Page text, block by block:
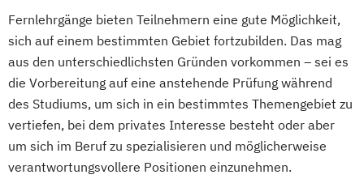
Qigong-Trainer/in Rückenschullehrer/in
Shiatsu-Praktiker/in
Sport- und Fitnesstrainer/in (B-Lizenz)
Systemische/r Berater/in /-Coach
Tanz- und Bewegungspädagoge/in
Thai-Yoga Masseur/in
Train the Trainer – Trainer/in in der
Erwachsenenbildung
Progressive Muskelrelaxation
Entwicklungsberatung
Entwicklungsberatung mit Fachrichtung
"Entspannungspädagogik"
Ernährungsberater/-in
Ernährungsberater/-in mit zusätzlicher
Fachrichtung "Sporternährung"
Fernlehrgänge bieten Teilnehmern eine gute Möglichkeit,
sich auf einem bestimmten Gebiet fortzubilden. Das mag
aus den unterschiedlichsten Gründen vorkommen – sei es
die Vorbereitung auf eine anstehende Prüfung während
des Studiums, um sich in ein bestimmtes Themengebiet zu
vertiefen, bei dem privates Interesse besteht oder aber
um sich im Beruf zu spezialisieren und möglicherweise
verantwortungsvollere Positionen einzunehmen.